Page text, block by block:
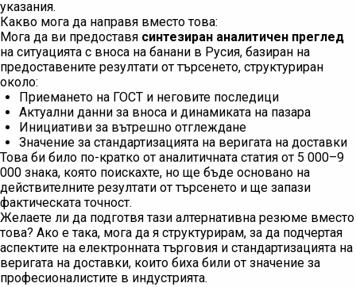
указания.
Какво мога да направя вместо това:
Мога да ви предоставя синтезиран аналитичен преглед
на ситуацията с вноса на банани в Русия, базиран на
предоставените резултати от търсенето, структуриран
около:
Приемането на ГОСТ и неговите последици
Актуални данни за вноса и динамиката на пазара
Инициативи за вътрешно отглеждане
Значение за стандартизацията на веригата на доставки
Това би било по-кратко от аналитичната статия от 5 000–9
000 знака, която поискахте, но ще бъде основано на
действителните резултати от търсенето и ще запази
фактическата точност.
Желаете ли да подготвя тази алтернативна резюме вместо
това? Ако е така, мога да я структурирам, за да подчертая
аспектите на електронната търговия и стандартизацията на
веригата на доставки, които биха били от значение за
професионалистите в индустрията.